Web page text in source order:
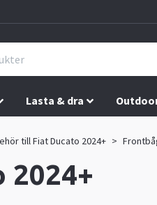
Lasta & dra
till Fiat Ducato 2024+